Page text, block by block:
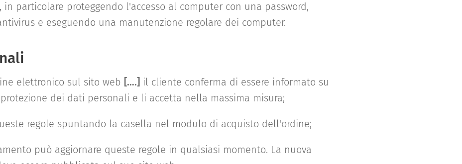
in particolare proteggendo l'accesso al computer con una password,
e eseguendo una manutenzione regolare dei computer.
elettronico sul sito web [….] il cliente conferma di essere informato su
dei dati personali e li accetta nella massima misura;
regole spuntando la casella nel modulo di acquisto dell'ordine;
può aggiornare queste regole in qualsiasi momento. La nuova